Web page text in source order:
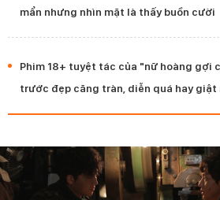
mẩn nhưng nhìn mặt là thấy buồn cười
Phim 18+ tuyệt tác của "nữ hoàng gợi
trước đẹp căng tràn, diễn quá hay giật